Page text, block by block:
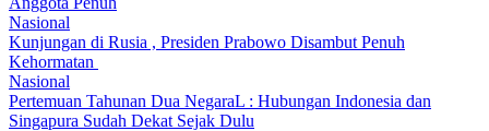
Nasional
Kunjungan di Rusia , Presiden Prabowo Disambut Penuh
Kehormatan
Nasional
Pertemuan Tahunan Dua NegaraL : Hubungan Indonesia dan
Singapura Sudah Dekat Sejak Dulu